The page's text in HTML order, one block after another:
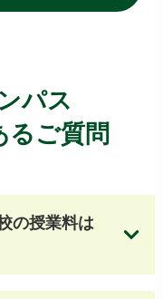
都立国際高等学校
三田高等学校
豊島高等学校
パス
るご質問
の授業料は